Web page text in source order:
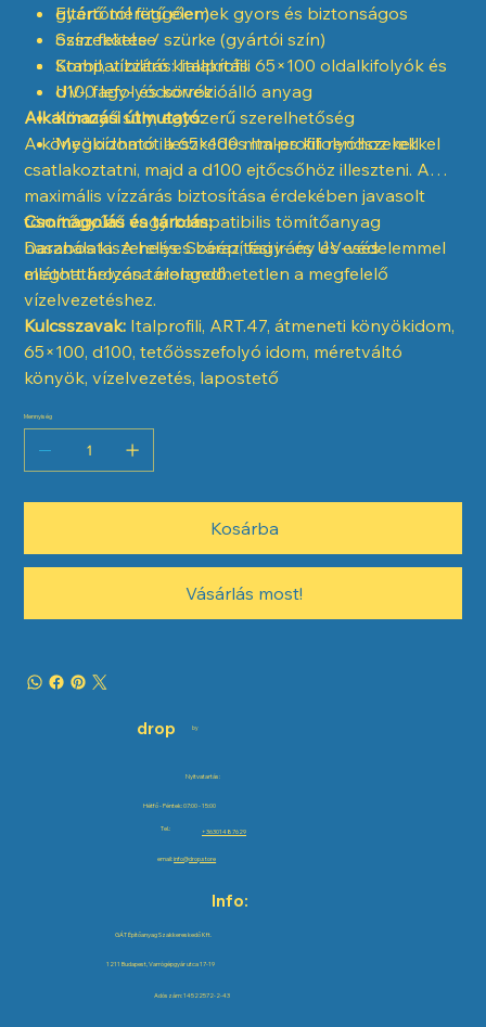
gyártótól függően)
Szín: fekete / szürke (gyártói szín)
Kompatibilitás: Italprofili 65×100 oldalkifolyók és
d100 lefolyócsövek
Eltérő méretű elemek gyors és biztonságos
összekötése
Stabil, vízzáró kialakítás
UV-, fagy- és korrózióálló anyag
Könnyű súly, egyszerű szerelhetőség
Megbízható illeszkedés Italprofili rendszerekkel
Alkalmazási útmutató:
A könyökidomot a 65×100 mm-es kifolyóhoz kell
csatlakoztatni, majd a d100 ejtőcsőhöz illeszteni. A
maximális vízzárás biztosítása érdekében javasolt
tömítőgyűrű vagy kompatibilis tömítőanyag
használata. A helyes beépítési irány és esés
meghatározása elengedhetetlen a megfelelő
vízelvezetéshez.
Csomagolás és tárolás:
Darabos kiszerelés. Száraz, fagy- és UV-védelemmel
ellátott helyen tárolandó.
Kulcsszavak: Italprofili, ART.47, átmeneti könyökidom,
65×100, d100, tetőösszefolyó idom, méretváltó
könyök, vízelvezetés, lapostető
Mennyiség
Kosárba
Vásárlás most!
drop by
Info:
GÁT Építőanyag Szakkereskedő Kft.
1211 Budapest, Varrógépgyár utca 17-19
Adószám: 14522572-2-43
Nyitvatartás:
Tel.:
email:info@drop.store
+36301487629
Hétfő - Péntek: 07:00 - 15:00